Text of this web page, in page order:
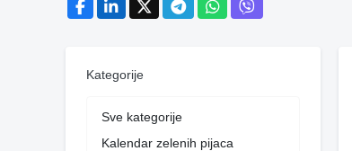
Kategorije
Sve kategorije
Kalendar zelenih pijaca